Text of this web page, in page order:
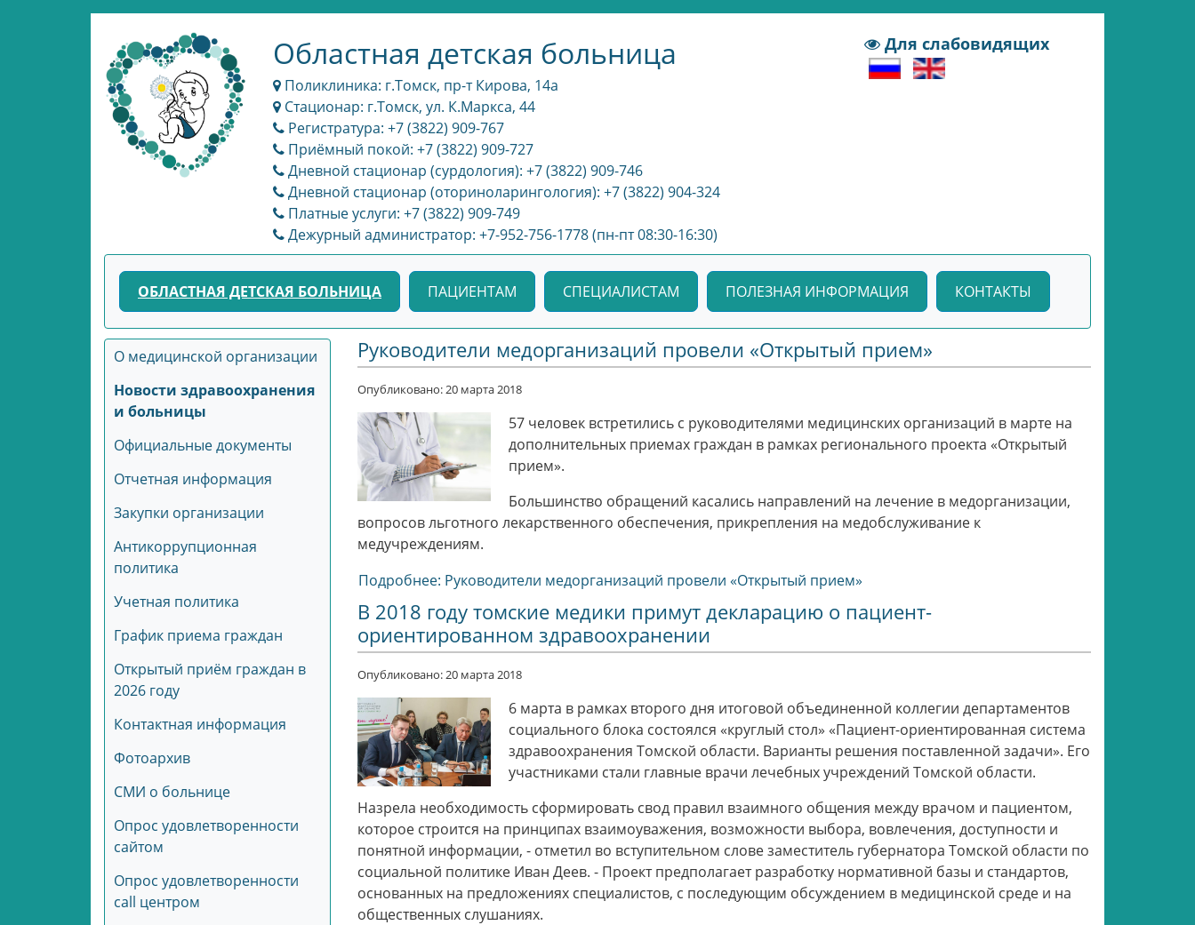
Областная детская больница
Поликлиника: г.Томск, пр-т Кирова, 14а
Стационар: г.Томск, ул. К.Маркса, 44
Регистратура: +7 (3822) 909-767
Приёмный покой: +7 (3822) 909-727
Дневной стационар (сурдология): +7 (3822) 909-746
Дневной стационар (оториноларингология): +7 (3822) 904-324
Платные услуги: +7 (3822) 909-749
Дежурный администратор: +7-952-756-1778 (пн-пт 08:30-16:30)
Для слабовидящих
ОБЛАСТНАЯ ДЕТСКАЯ БОЛЬНИЦА ПАЦИЕНТАМ СПЕЦИАЛИСТАМ ПОЛЕЗНАЯ ИНФОРМАЦИЯ КОНТАКТЫ
О медицинской организации
Новости здравоохранения
и больницы
Официальные документы
Отчетная информация
Закупки организации
Антикоррупционная
политика
Учетная политика
График приема граждан
Открытый приём граждан в
2026 году
Контактная информация
Фотоархив
СМИ о больнице
Опрос удовлетворенности
сайтом
Опрос удовлетворенности
call центром
Руководители медорганизаций провели «Открытый прием»
Опубликовано: 20 марта 2018
57 человек встретились с руководителями медицинских организаций в марте на
дополнительных приемах граждан в рамках регионального проекта «Открытый
прием».
Большинство обращений касались направлений на лечение в медорганизации,
вопросов льготного лекарственного обеспечения, прикрепления на медобслуживание к
медучреждениям.
Подробнее: Руководители медорганизаций провели «Открытый прием»
В 2018 году томские медики примут декларацию о пациент-
ориентированном здравоохранении
Опубликовано: 20 марта 2018
6 марта в рамках второго дня итоговой объединенной коллегии департаментов
социального блока состоялся «круглый стол» «Пациент-ориентированная система
здравоохранения Томской области. Варианты решения поставленной задачи». Его
участниками стали главные врачи лечебных учреждений Томской области.
Назрела необходимость сформировать свод правил взаимного общения между врачом и пациентом,
которое строится на принципах взаимоуважения, возможности выбора, вовлечения, доступности и
понятной информации, - отметил во вступительном слове заместитель губернатора Томской области по
социальной политике Иван Деев. - Проект предполагает разработку нормативной базы и стандартов,
основанных на предложениях специалистов, с последующим обсуждением в медицинской среде и на
общественных слушаниях.